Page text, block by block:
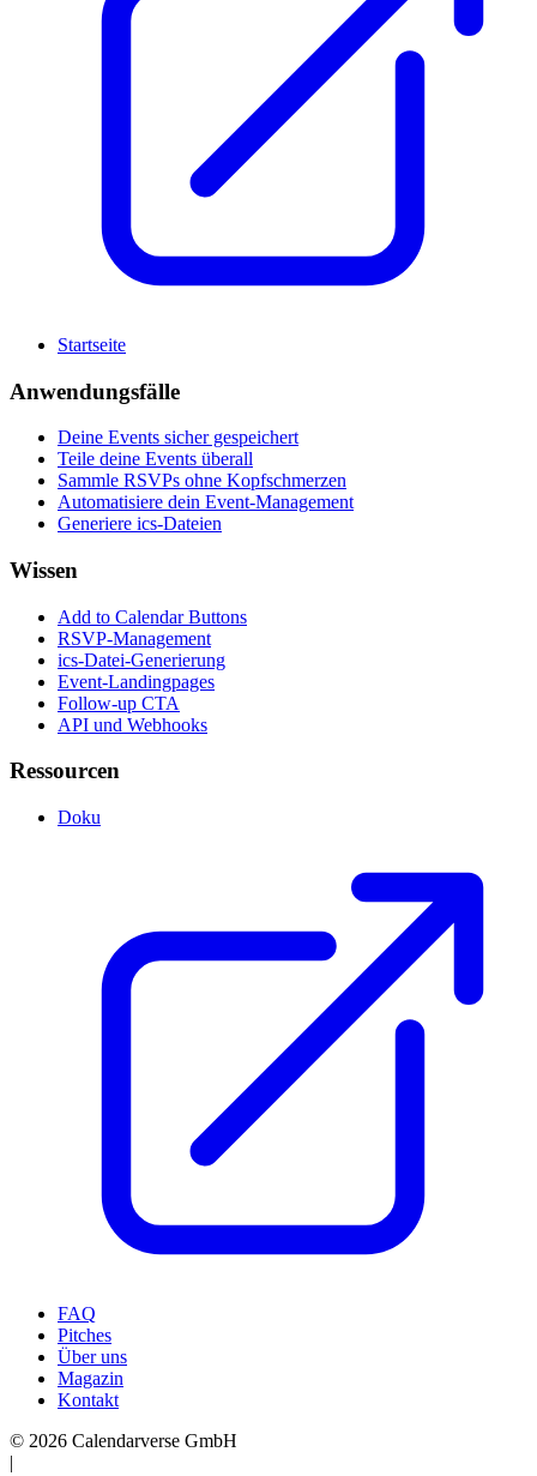
Startseite
Anwendungsfälle
Deine Events sicher gespeichert
Teile deine Events überall
Sammle RSVPs ohne Kopfschmerzen
Automatisiere dein Event-Management
Generiere ics-Dateien
Wissen
Add to Calendar Buttons
RSVP-Management
ics-Datei-Generierung
Event-Landingpages
Follow-up CTA
API und Webhooks
Ressourcen
Doku
FAQ
Pitches
Über uns
Magazin
Kontakt
© 2026 Calendarverse GmbH
|